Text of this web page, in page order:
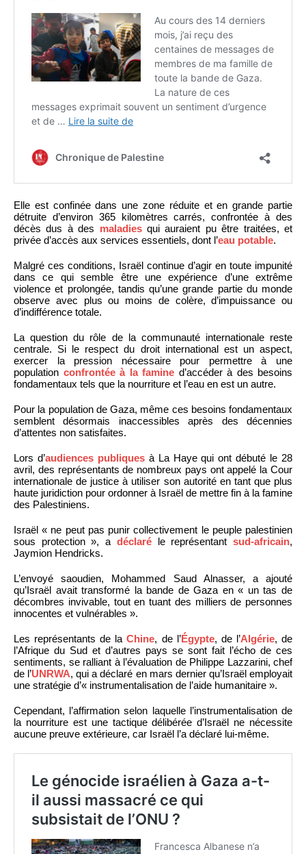
Elle est confinée dans une zone réduite et en grande partie
détruite d’environ 365 kilomètres carrés, confrontée à des
décès dus à des maladiesqui auraient pu être traitées, et
privée d’accès aux services essentiels, dont l’eau potable.
Malgré ces conditions, Israël continue d’agir en toute impunité
dans ce qui semble être une expérience d’une extrême
violence et prolongée, tandis qu’une grande partie du monde
observe avec plus ou moins de colère, d’impuissance ou
d’indifférence totale.
La question du rôle de la communauté internationale reste
centrale. Si le respect du droit international est un aspect,
exercer la pression nécessaire pour permettre à une
population confrontée à la famine d’accéder à des besoins
fondamentaux tels que la nourriture et l’eau en est un autre.
Pour la population de Gaza, même ces besoins fondamentaux
semblent désormais inaccessibles après des décennies
d’attentes non satisfaites.
Lors d’audiences publiquesà La Haye qui ont débuté le 28
avril, des représentants de nombreux pays ont appelé la Cour
internationale de justice à utiliser son autorité en tant que plus
haute juridiction pour ordonner à Israël de mettre fin à la famine
des Palestiniens.
Israël « ne peut pas punir collectivement le peuple palestinien
sous protection », a déclaréle représentantsud-africain,
Jaymion Hendricks.
L’envoyé saoudien, Mohammed Saud Alnasser, a ajouté
qu’Israël avait transformé la bande de Gaza en « un tas de
décombres invivable, tout en tuant des milliers de personnes
innocentes et vulnérables ».
Les représentants de laChine, de l’Égypte, de l’Algérie, de
l’Afrique du Sud et d’autres pays se sont fait l’écho de ces
sentiments, se ralliant à l’évaluation de Philippe Lazzarini, chef
de l’UNRWA, qui a déclaré en mars dernier qu’Israël employait
une stratégie d’« instrumentalisation de l’aide humanitaire ».
Cependant, l’affirmation selon laquelle l’instrumentalisation de
la nourriture est une tactique délibérée d’Israël ne nécessite
aucune preuve extérieure, car Israël l’a déclaré lui-même.